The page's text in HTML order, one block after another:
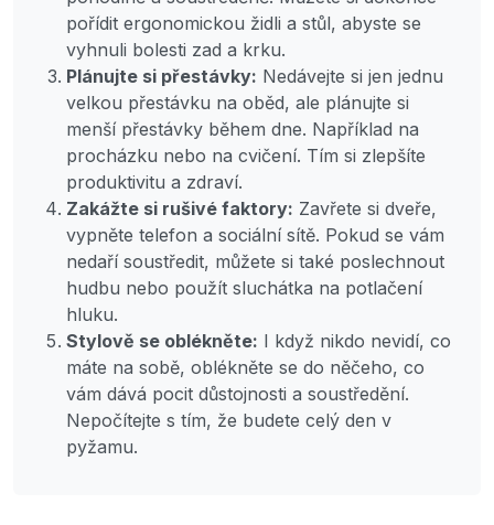
pořídit ergonomickou židli a stůl, abyste se
vyhnuli bolesti zad a krku.
Plánujte si přestávky: Nedávejte si jen jednu
velkou přestávku na oběd, ale plánujte si
menší přestávky během dne. Například na
procházku nebo na cvičení. Tím si zlepšíte
produktivitu a zdraví.
Zakážte si rušivé faktory: Zavřete si dveře,
vypněte telefon a sociální sítě. Pokud se vám
nedaří soustředit, můžete si také poslechnout
hudbu nebo použít sluchátka na potlačení
hluku.
Stylově se oblékněte: I když nikdo nevidí, co
máte na sobě, oblékněte se do něčeho, co
vám dává pocit důstojnosti a soustředění.
Nepočítejte s tím, že budete celý den v
pyžamu.